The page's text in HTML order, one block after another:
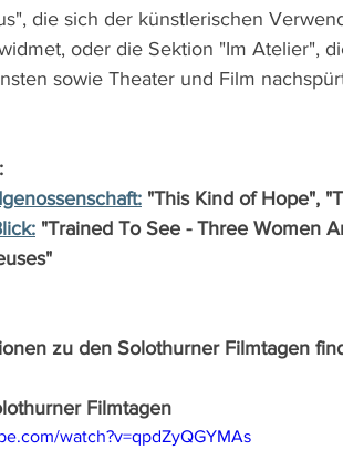
die sich der künstlerischen
oder die Sektion "Im Atelier",
sowie Theater und Film
"This Kind of Hope",
"Trained To See - Three Women
zu den Solothurner Filmtagen
Filmtagen
watch?v=qpdZyQGYMAs